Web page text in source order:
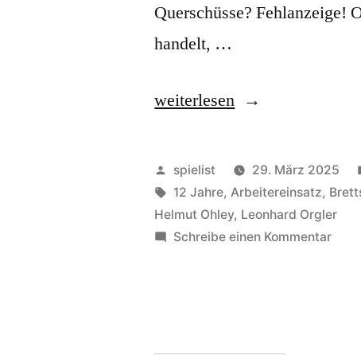
Querschüsse? Fehlanzeige!
handelt, …
„Russian
Ultimate
Railroads:
Selbstbelohnungsorgie!“
weiterlesen
Veröffentlicht
von
spielist 29. März 2025
Schlagwörter:
12 Jahre, Arbeitereinsatz,
Helmut Ohley, Leonhard Orgler
Schreibe einen Kommentarzu